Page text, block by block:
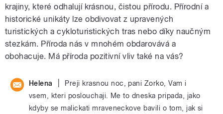
krajiny, které odhalují krásnou, čistou přírodu. Přírodní a
historické unikáty lze obdivovat z upravených
turistických a cykloturistických tras nebo díky naučným
stezkám. Příroda nás v mnohém obdarovává a
obohacuje. Má příroda pozitivní vliv také na vás?
Helena
Preji krasnou noc, pani Zorko, Vam i
vsem, kteri poslouchaji. Me to dneska pripada, jako
kdyby se malickati mraveneckove bavili o tom, jak si